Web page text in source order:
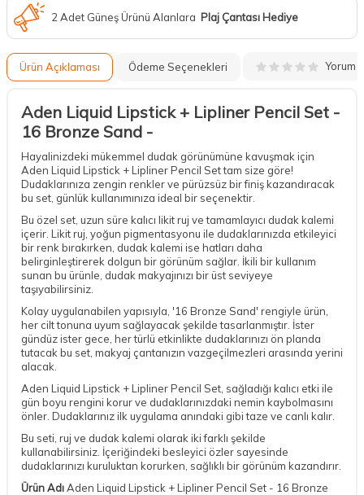
2 Adet Güneş Ürünü Alanlara Plaj Çantası Hediye
Ürün Açıklaması Ödeme Seçenekleri Yorum
Aden Liquid Lipstick + Lipliner Pencil Set -
16 Bronze Sand -
Hayalinizdeki mükemmel dudak görünümüne kavuşmak için
Aden Liquid Lipstick + Lipliner Pencil Set tam size göre!
Dudaklarınıza zengin renkler ve pürüzsüz bir finiş kazandıracak
bu set, günlük kullanımınıza ideal bir seçenektir.
Bu özel set, uzun süre kalıcı likit ruj ve tamamlayıcı dudak kalemi
içerir. Likit ruj, yoğun pigmentasyonu ile dudaklarınızda etkileyici
bir renk bırakırken, dudak kalemi ise hatları daha
belirginleştirerek dolgun bir görünüm sağlar. İkili bir kullanım
sunan bu ürünle, dudak makyajınızı bir üst seviyeye
taşıyabilirsiniz.
Kolay uygulanabilen yapısıyla, '16 Bronze Sand' rengiyle ürün,
her cilt tonuna uyum sağlayacak şekilde tasarlanmıştır. İster
gündüz ister gece, her türlü etkinlikte dudaklarınızı ön planda
tutacak bu set, makyaj çantanızın vazgeçilmezleri arasında yerini
alacak.
Aden Liquid Lipstick + Lipliner Pencil Set, sağladığı kalıcı etki ile
gün boyu rengini korur ve dudaklarınızdaki nemin kaybolmasını
önler. Dudaklarınız ilk uygulama anındaki gibi taze ve canlı kalır.
Bu seti, ruj ve dudak kalemi olarak iki farklı şekilde
kullanabilirsiniz. İçeriğindeki besleyici özler sayesinde
dudaklarınızı kuruluktan korurken, sağlıklı bir görünüm kazandırır.
Ürün AdıAden Liquid Lipstick + Lipliner Pencil Set - 16 Bronze